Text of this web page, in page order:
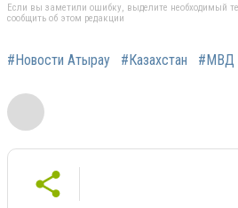
Если вы заметили ошибку, выделите необходимый
сообщить об этом редакции
#Новости Атырау #Казахстан #МВД